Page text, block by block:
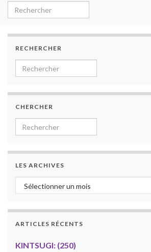
Search for:
RECHERCHER
Search for:
CHERCHER
Search for:
LES ARCHIVES
Les archives
ARTICLES RÉCENTS
KINTSUGI: (250)